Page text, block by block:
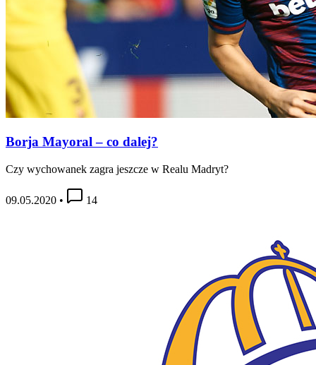
Borja Mayoral – co dalej?
Czy wychowanek zagra jeszcze w Realu Madryt?
09.05.2020 • 14